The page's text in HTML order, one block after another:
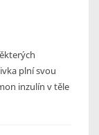
plní svou
inzulín v těle